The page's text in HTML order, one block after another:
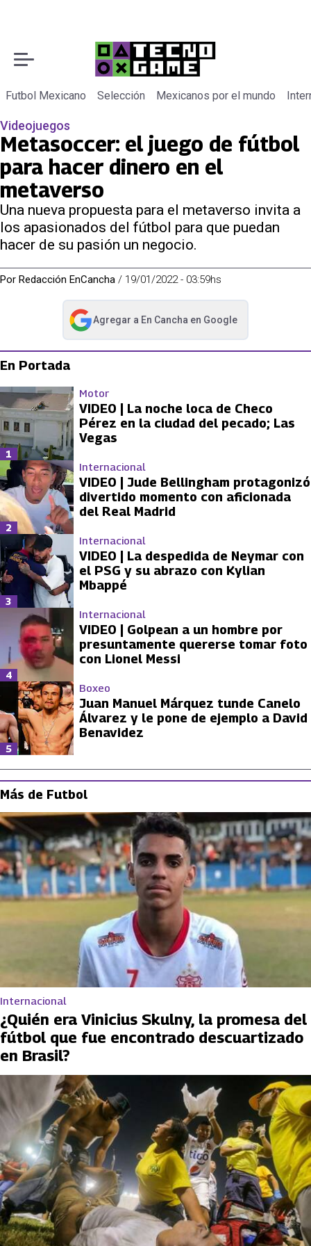
Futbol Mexicano Selección Mexicanos por el mundo
Videojuegos
Metasoccer: el juego de fútbol
para hacer dinero en el
metaverso
Una nueva propuesta para el metaverso invita a
los apasionados del fútbol para que puedan
hacer de su pasión un negocio.
Por Redacción EnCancha / 19/01/2022 - 03:59hs
Agregar a En Cancha en Google
abre en nueva pestaña
En Portada
Motor
VIDEO | La noche loca de Checo
Pérez en la ciudad del pecado; Las
Vegas
1
Internacional
VIDEO | Jude Bellingham protagonizó
divertido momento con aficionada
del Real Madrid
2
Internacional
VIDEO | La despedida de Neymar con
el PSG y su abrazo con Kylian
Mbappé
3
Internacional
VIDEO | Golpean a un hombre por
presuntamente quererse tomar foto
con Lionel Messi
4
Boxeo
Juan Manuel Márquez tunde Canelo
Álvarez y le pone de ejemplo a David
Benavidez
5
Más de Futbol
Internacional
¿Quién era Vinicius Skulny, la promesa del
fútbol que fue encontrado descuartizado
en Brasil?